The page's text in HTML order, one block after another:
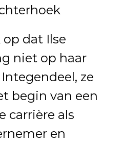
dat Ilse
niet op haar
ze
begin van een
carrière als
en